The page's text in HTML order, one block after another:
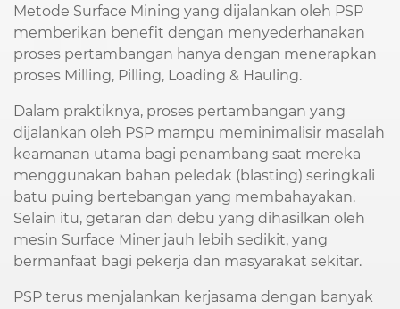
Metode Surface Mining yang dijalankan oleh PSP
memberikan benefit dengan menyederhanakan
proses pertambangan hanya dengan menerapkan
proses Milling, Pilling, Loading & Hauling.
Dalam praktiknya, proses pertambangan yang
dijalankan oleh PSP mampu meminimalisir masalah
keamanan utama bagi penambang saat mereka
menggunakan bahan peledak (blasting) seringkali
batu puing bertebangan yang membahayakan.
Selain itu, getaran dan debu yang dihasilkan oleh
mesin Surface Miner jauh lebih sedikit, yang
bermanfaat bagi pekerja dan masyarakat sekitar.
PSP terus menjalankan kerjasama dengan banyak